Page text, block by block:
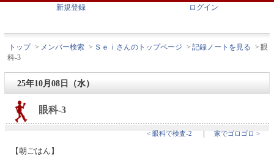
新規登録 ログイン
トップ > メンバー検索 > Ｓｅｉさんのトップページ > 記録ノートを見る > 眼
科-3
25年10月08日（水）
眼科-3
< 眼科で検査-2 ｜ 家でゴロゴロ >
【朝ごはん】